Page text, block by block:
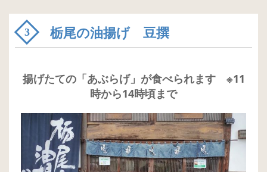
3 栃尾の油揚げ 豆撰
揚げたての「あぶらげ」が食べられます ※11
時から14時頃まで